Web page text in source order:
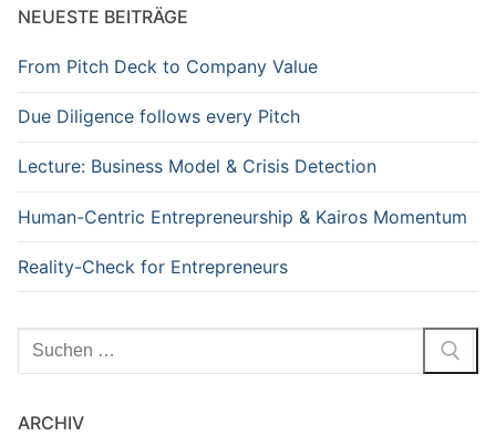
NEUESTE BEITRÄGE
From Pitch Deck to Company Value
Due Diligence follows every Pitch
Lecture: Business Model & Crisis Detection
Human-Centric Entrepreneurship & Kairos Momentum
Reality-Check for Entrepreneurs
Suchen
nach:
ARCHIV